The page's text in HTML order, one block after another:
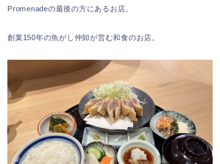
Promenadeの最後の方にあるお店。
創業150年の魚がし仲卸が営む和食のお店。